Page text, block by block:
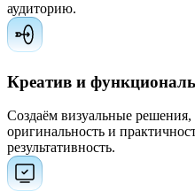
аудиторию.
Креатив и
Создаём визуальные решения,
оригинальность и
результативность.